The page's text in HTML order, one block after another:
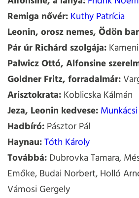
Remiga nővér:Kuthy Patrícia
Leonin, orosz nemes, Ödön
Pár úr Richárd szolgája:
Palwicz Ottó, Alfonsine
Goldner Fritz, forradalmár:
Arisztokrata:Koblicska Kálmán
Jeza, Leonin kedvese:
Hadbíró:Pásztor Pál
Haynau:Tóth Károly
Továbbá:Dubrovka Tamara,
Emőke, Budai Norbert, Holló
Vámosi Gergely